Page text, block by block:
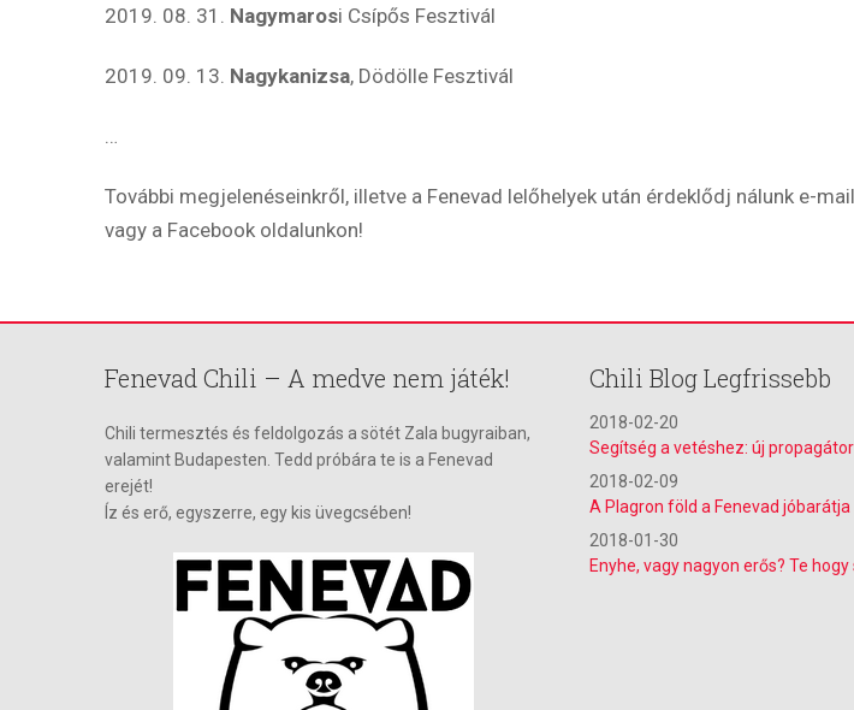
2019. 08. 31. Nagymarosi Csípős Fesztivál
2019. 09. 13. Nagykanizsa, Dödölle Fesztivál
További megjelenéseinkről, illetve a Fenevad lelőhelyek után érdeklődj nálunk e-
vagy a Facebook oldalunkon!
Fenevad Chili – A medve nem játék!
Chili termesztés és feldolgozás a sötét Zala bugyraiban,
valamint Budapesten. Tedd próbára te is a Fenevad
erejét!
Íz és erő, egyszerre, egy kis üvegcsében!
Chili Blog Legfrissebb
2018-02-20
Segítség a vetéshez: új propagátor
2018-02-09
A Plagron föld a Fenevad jóbarátja
2018-01-30
Enyhe, vagy nagyon erős? Te